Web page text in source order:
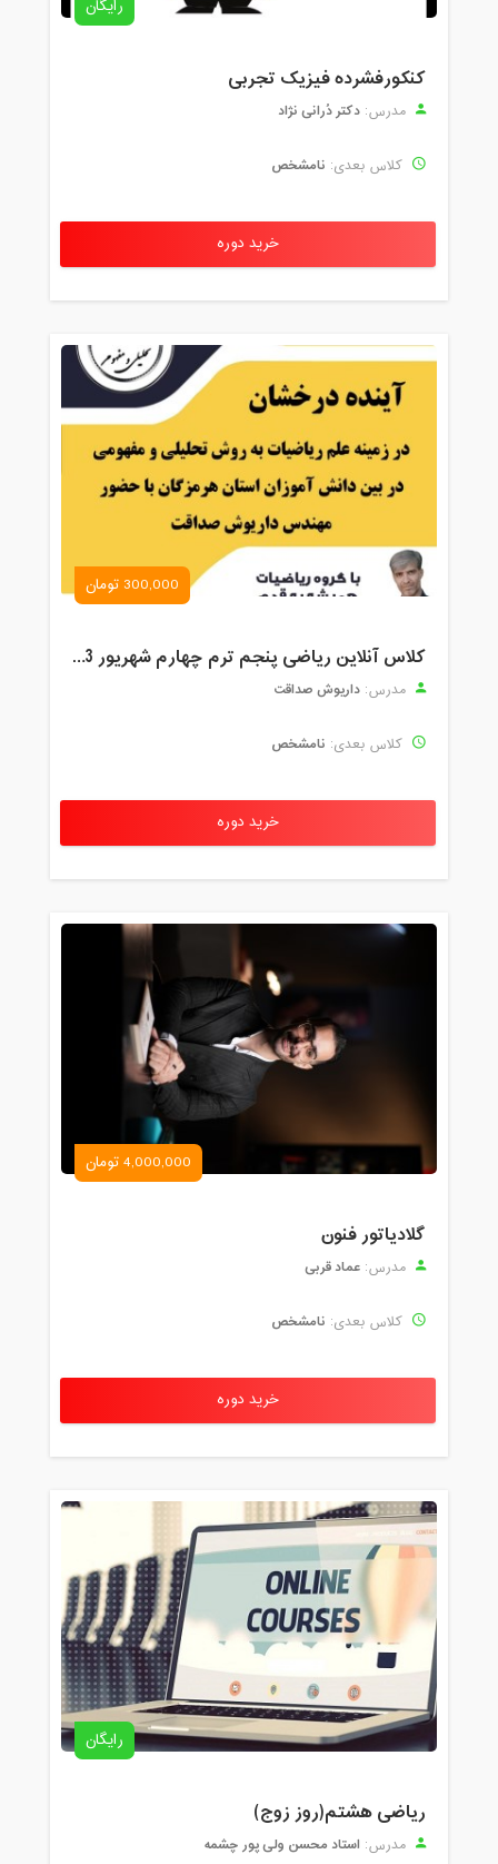
رایگان
کنکورفشرده فیزیک تجربی
مدرس: دکتر دُرانی نژاد
کلاس بعدی: نامشخص
خرید دوره
300,000 تومان
کلاس آنلاین ریاضی پنجم ترم چهارم شهریور 1403
مدرس: داریوش صداقت
کلاس بعدی: نامشخص
خرید دوره
4,000,000 تومان
گلادیاتور فنون
مدرس: عماد قربی
کلاس بعدی: نامشخص
خرید دوره
رایگان
ریاضی هشتم(روز زوج)
مدرس: استاد محسن ولی پور چشمه